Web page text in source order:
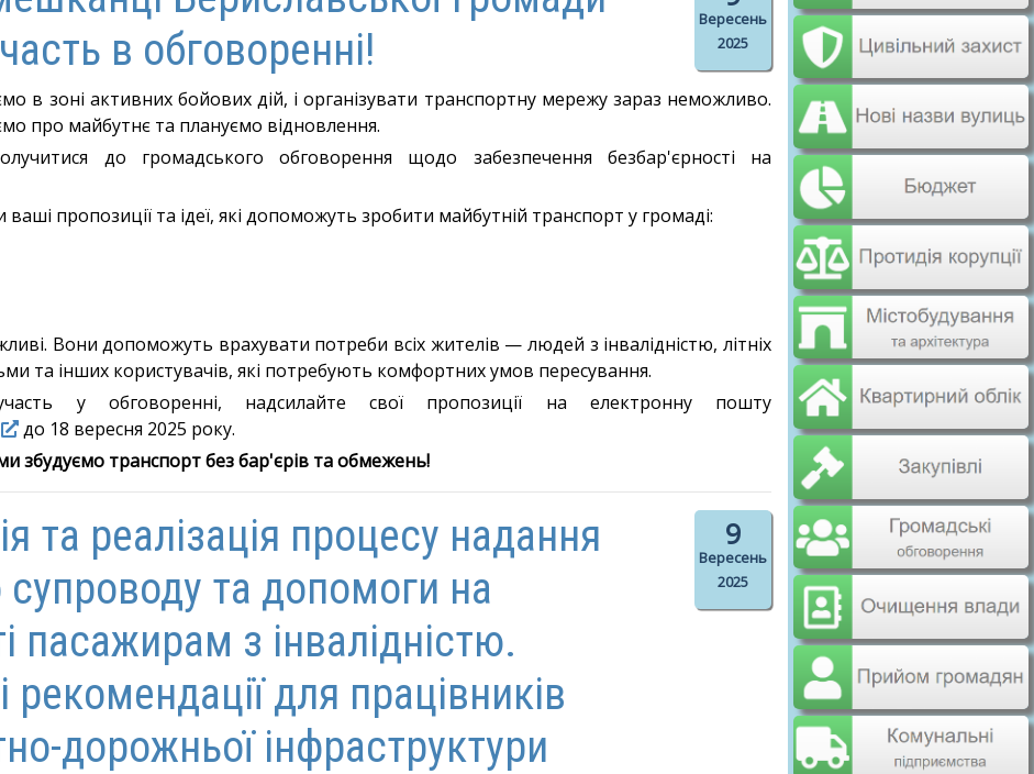
Вересень
2025
в обговоренні!
в зоні активних бойових дій, і організувати транспортну мережу зараз неможливо.
про майбутнє та плануємо відновлення.
до громадського обговорення щодо забезпечення безбар'єрності на
пропозиції та ідеї, які допоможуть зробити майбутній транспорт у громаді:
Вони допоможуть врахувати потреби всіх жителів — людей з інвалідністю, літніх
та інших користувачів, які потребують комфортних умов пересування.
у обговоренні, надсилайте свої пропозиції на електронну пошту
до 18 вересня 2025 року.
збудуємо транспорт без бар'єрів та обмежень!
9
Вересень
2025
та реалізація процесу надання
супроводу та допомоги на
пасажирам з інвалідністю.
рекомендації для працівників
дорожньої інфраструктури